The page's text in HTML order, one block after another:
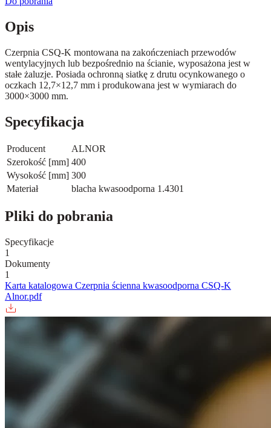
Opis
Czerpnia CSQ-K montowana na zakończeniach przewodów
wentylacyjnych lub bezpośrednio na ścianie, wyposażona jest w
stałe żaluzje. Posiada ochronną siatkę z drutu ocynkowanego o
oczkach 12,7×12,7 mm i produkowana jest w wymiarach do
3000×3000 mm.
Specyfikacja
Producent
ALNOR
Szerokość [mm] 400
Wysokość [mm] 300
Materiał
blacha kwasoodporna 1.4301
Pliki do pobrania
Specyfikacje
1
Dokumenty
1
Karta katalogowa Czerpnia ścienna kwasoodporna CSQ-K
Alnor.pdf